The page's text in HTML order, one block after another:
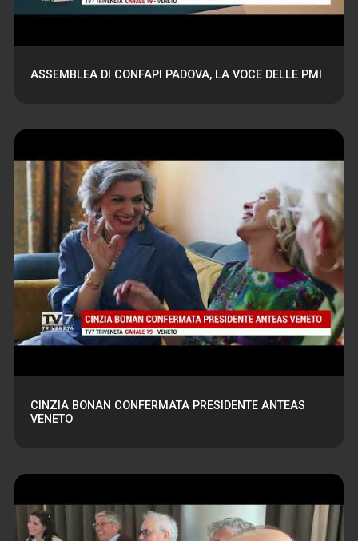
ASSEMBLEA DI CONFAPI PADOVA, LA VOCE DELLE PMI
CINZIA BONAN CONFERMATA PRESIDENTE ANTEAS
VENETO